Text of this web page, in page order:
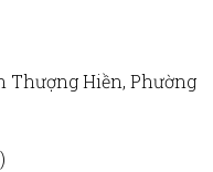
Thượng Hiền, Phường